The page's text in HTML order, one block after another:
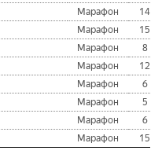
Марафон
14
Марафон
15
Марафон
8
Марафон
12
Марафон
6
Марафон
5
Марафон
6
Марафон 15